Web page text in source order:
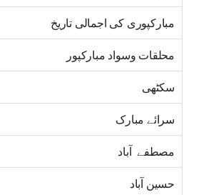
مبارکپوری کی اجمالی تاریخ
محلقات وسواد مبارکپور
سکٹھی
سرائے مبارک
مصطفے آباد
حسین آباد